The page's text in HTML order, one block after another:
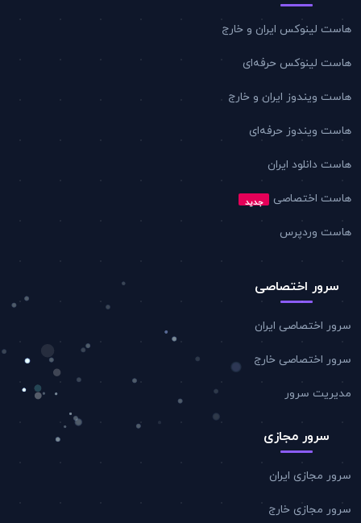
هاست لینوکس ایران و خارج
هاست لینوکس حرفه‌ای
هاست ویندوز ایران و خارج
هاست ویندوز حرفه‌ای
هاست دانلود ایران
هاست اختصاصی جدید
هاست وردپرس
سرور اختصاصی
سرور اختصاصی ایران
سرور اختصاصی خارج
مدیریت سرور
سرور مجازی
سرور مجازی ایران
سرور مجازی خارج